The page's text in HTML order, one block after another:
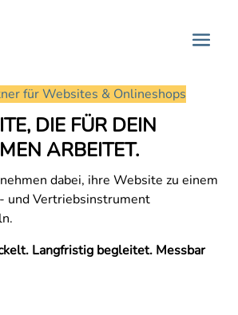
für Websites & Onlineshops
DIE FÜR DEIN
ARBEITET.
dabei, ihre Website zu einem
und Vertriebsinstrument
Langfristig begleitet. Messbar